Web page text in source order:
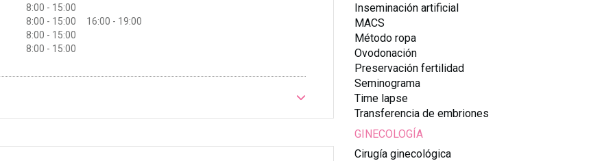
8:00 - 15:00
8:00 - 15:00 16:00 - 19:00
8:00 - 15:00
8:00 - 15:00
Inseminación artificial
MACS
Método ropa
Ovodonación
Preservación fertilidad
Seminograma
Time lapse
Transferencia de embriones
GINECOLOGÍA
Cirugía ginecológica